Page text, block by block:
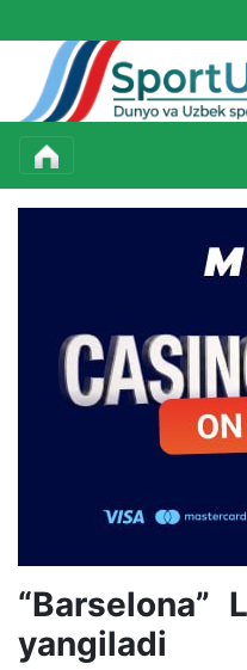
“Barselona”
yangiladi